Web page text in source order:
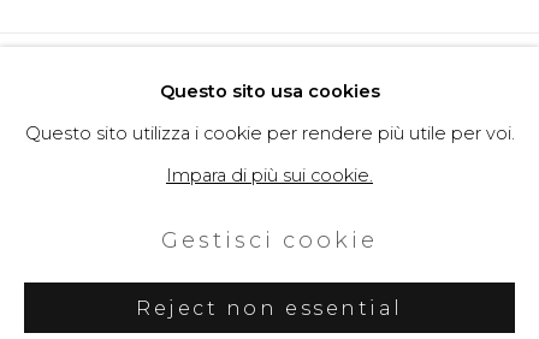
Politica della Privacy
Cookie Policy
Gestisci cookie
Copyright © 2026 Filippo Tincolini
Questo sito usa cookies
Questo sito utilizza i cookie per rendere più utile per voi.
Impara di più sui cookie.
Gestisci cookie
Reject non essential